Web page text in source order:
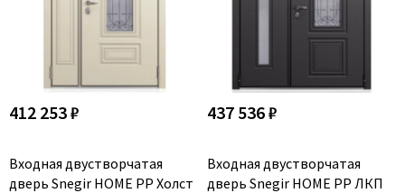
412 253 ₽
Входная двустворчатая
дверь Snegir HOME PP Холст
437 536 ₽
Входная двустворчатая
дверь Snegir HOME PP ЛКП